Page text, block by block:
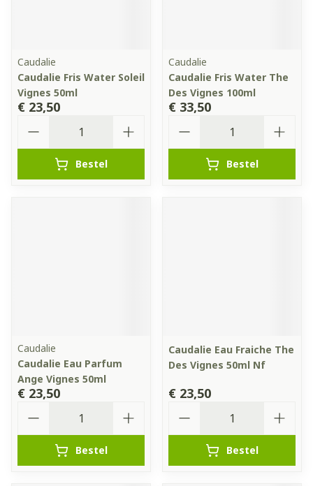
Caudalie
Caudalie Fris Water Soleil
Vignes 50ml
€ 23,50
Bestel
Caudalie
Caudalie Fris Water The
Des Vignes 100ml
€ 33,50
Bestel
Caudalie
Caudalie Eau Parfum
Ange Vignes 50ml
€ 23,50
Bestel
Caudalie Eau Fraiche The
Des Vignes 50ml Nf
€ 23,50
Bestel